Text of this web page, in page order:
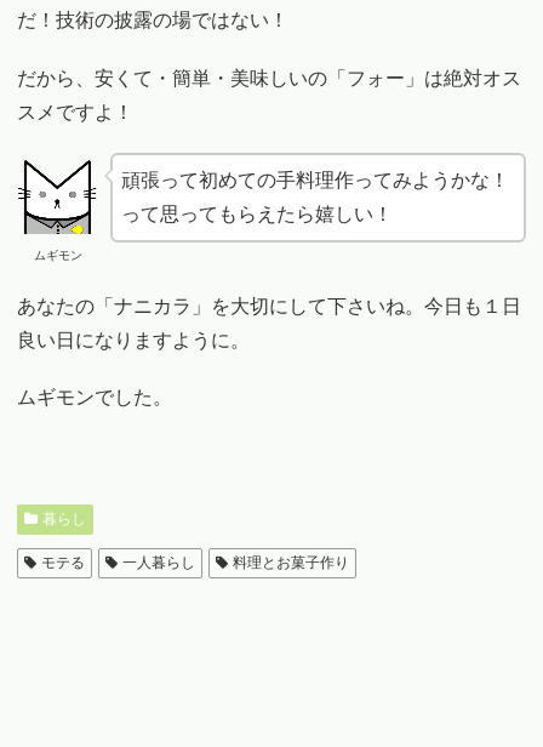
だ！技術の披露の場ではない！
だから、安くて・簡単・美味しいの「フォー」は絶対オス
スメですよ！
ムギモン
頑張って初めての手料理作ってみようかな！
って思ってもらえたら嬉しい！
あなたの「ナニカラ」を大切にして下さいね。今日も１日
良い日になりますように。
ムギモンでした。
暮らし
モテる 一人暮らし 料理とお菓子作り